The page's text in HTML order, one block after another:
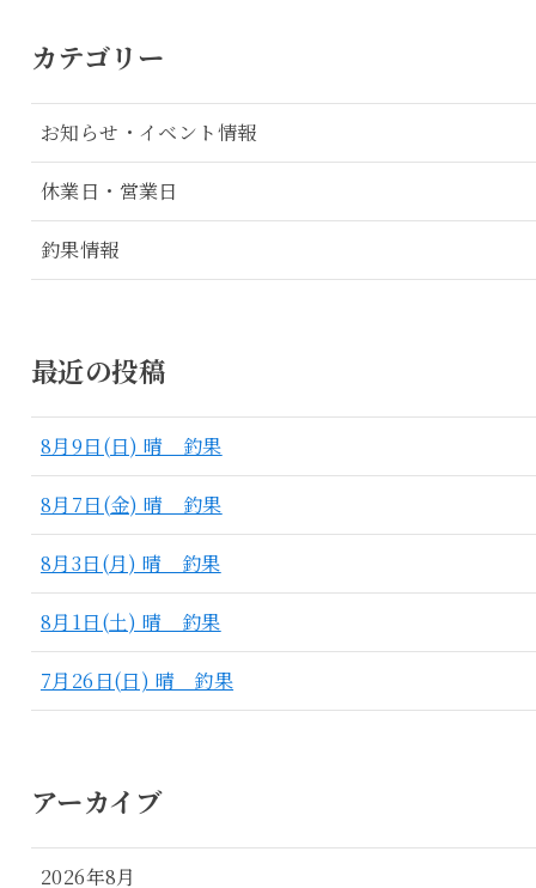
カテゴリー
お知らせ・イベント情報
休業日・営業日
釣果情報
最近の投稿
8月9日(日) 晴 釣果
8月7日(金) 晴 釣果
8月3日(月) 晴 釣果
8月1日(土) 晴 釣果
7月26日(日) 晴 釣果
アーカイブ
2026年8月